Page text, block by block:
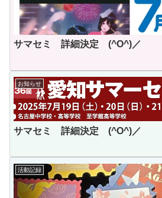
サマセミ 詳細決定 (^O^)／
お知らせ
サマセミ 詳細決定 (^O^)／
活動記録